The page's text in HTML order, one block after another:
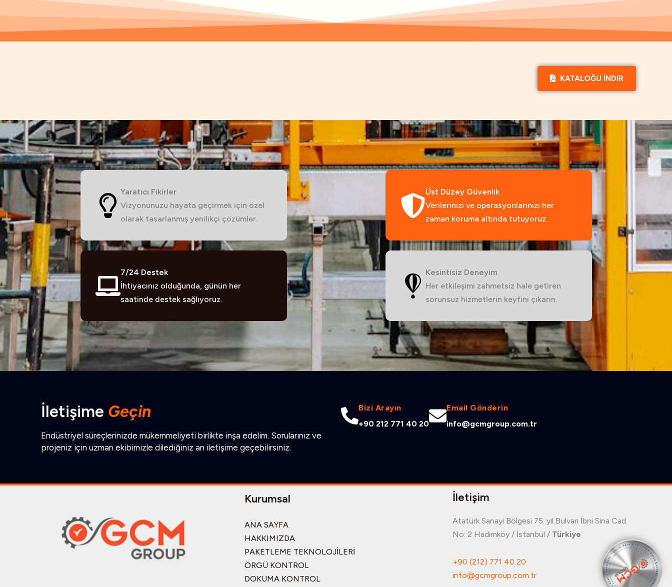
KATALOĞU İNDIR
Yaratıcı Fikirler
Vizyonunuzu hayata geçirmek için özel
olarak tasarlanmış yenilikçi çözümler.
Üst Düzey Güvenlik
Verilerinizi ve operasyonlarınızı her
zaman koruma altında tutuyoruz.
7/24 Destek
İhtiyacınız olduğunda, günün her
saatinde destek sağlıyoruz.
Kesintisiz Deneyim
Her etkileşimi zahmetsiz hale getiren
sorunsuz hizmetlerin keyfini çıkarın.
İletişime Geçin
Endüstriyel süreçlerinizde mükemmeliyeti birlikte inşa edelim. Sorularınız ve
projeniz için uzman ekibimizle dilediğiniz an iletişime geçebilirsiniz.
Bizi Arayın
+90 212 771 40 20
Email Gönderin
info@gcmgroup.com.tr
Kurumsal
ANA SAYFA
HAKKIMIZDA
PAKETLEME TEKNOLOJİLERİ
ÖRGÜ KONTROL
DOKUMA KONTROL
İletişim
Atatürk Sanayi Bölgesi 75. yıl Bulvarı İbni Sina Cad.
No: 2 Hadımköy / İstanbul / Türkiye
+90 (212) 771 40 20
info@gcmgroup.com.tr